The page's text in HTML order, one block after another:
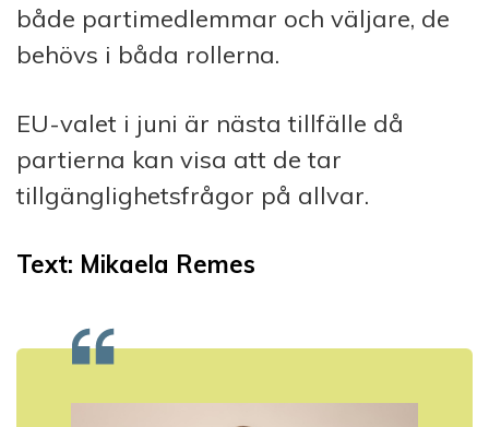
både partimedlemmar och väljare, de
behövs i båda rollerna.
EU-valet i juni är nästa tillfälle då
partierna kan visa att de tar
tillgänglighetsfrågor på allvar.
Text: Mikaela Remes